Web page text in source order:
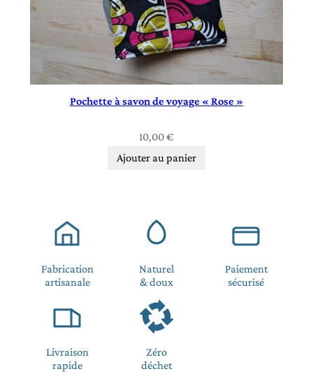
Pochette à savon de voyage « Rose »
10,00€
Ajouter au panier
Fabrication
artisanale
Naturel
& doux
Paiement
sécurisé
Livraison
rapide
Zéro
déchet